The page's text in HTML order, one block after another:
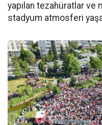
yapılan tezahüratlar ve
stadyum atmosferi